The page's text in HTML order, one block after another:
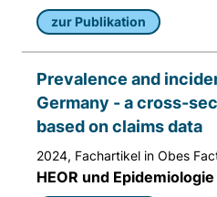
zur Publikation
Prevalence and
Germany - a cross-
based on claims data
2024, Fachartikel in Obes
HEOR und Epidemiologie